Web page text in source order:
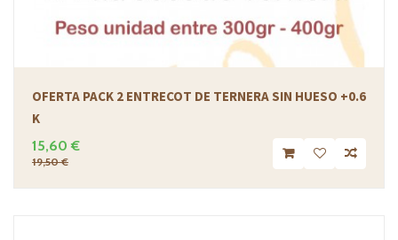
OFERTA PACK 2 ENTRECOT DE TERNERA SIN HUESO +0.6
K
15,60 €
19,50 €